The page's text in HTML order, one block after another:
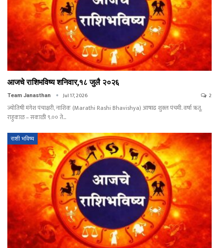
आजचे राशिभविष्य शनिवार,१८ जुलै २०२६
Team Janasthan Jul 17, 2026 2
ज्योतिषी मंगेश पंचाक्षरी, नाशिक (Marathi Rashi Bhavishya) आषाढ शुक्ल पंचमी. वर्षा ऋतू.
राहुकाळ – सकाळी ९.०० ते…
राशी भविष्य